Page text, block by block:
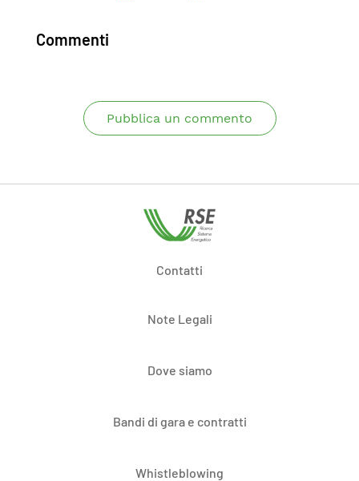
Commenti
Pubblica un commento
Contatti
Note Legali
Dove siamo
Bandi di gara e contratti
Whistleblowing